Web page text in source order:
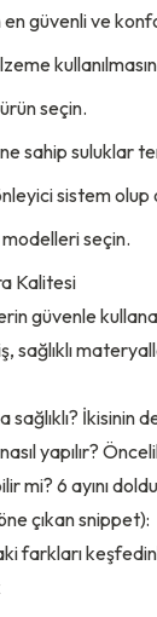
güvenli ve
seçin.
sahip suluklar
sistem olup
seçin.
Kalitesi
güvenle
sağlıklı
sağlıklı? İkisinin
yapılır?
mi? 6 ayını
çıkan snippet):
farkları